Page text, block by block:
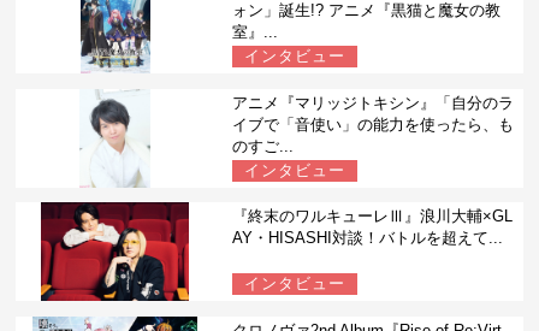
ォン」誕生!? アニメ『黒猫と魔女の教
室』...
インタビュー
アニメ『マリッジトキシン』「自分のラ
イブで「音使い」の能力を使ったら、も
のすご...
インタビュー
『終末のワルキューレⅢ』浪川大輔×GL
AY・HISASHI対談！バトルを超えて...
インタビュー